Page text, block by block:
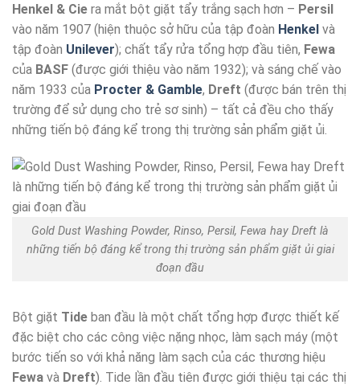
Henkel & Cie ra mắt bột giặt tẩy trắng sạch hơn – Persil
vào năm 1907 (hiện thuộc sở hữu của tập đoàn Henkel và
tập đoàn Unilever); chất tẩy rửa tổng hợp đầu tiên, Fewa
của BASF (được giới thiệu vào năm 1932); và sáng chế vào
năm 1933 của Procter & Gamble, Dreft (được bán trên thị
trường để sử dụng cho trẻ sơ sinh) – tất cả đều cho thấy
những tiến bộ đáng kể trong thị trường sản phẩm giặt ủi.
Gold Dust Washing Powder, Rinso, Persil, Fewa hay Dreft là
những tiến bộ đáng kể trong thị trường sản phẩm giặt ủi giai
đoạn đầu
Bột giặt Tide ban đầu là một chất tổng hợp được thiết kế
đặc biệt cho các công việc nặng nhọc, làm sạch máy (một
bước tiến so với khả năng làm sạch của các thương hiệu
Fewa và Dreft). Tide lần đầu tiên được giới thiệu tại các thị